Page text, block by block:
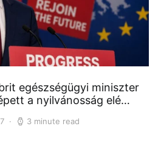
egészségügyi miniszter
a nyilvánosság elé…
3 minute read